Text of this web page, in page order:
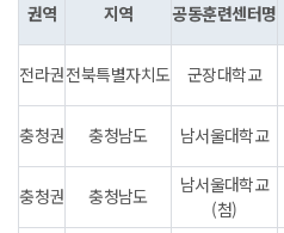
권역 지역 공동훈련센터명
전라권전북특별자치도 군장대학교
충청권 충청남도 남서울대학교
충청권 충청남도
남서울대학교
(첨)